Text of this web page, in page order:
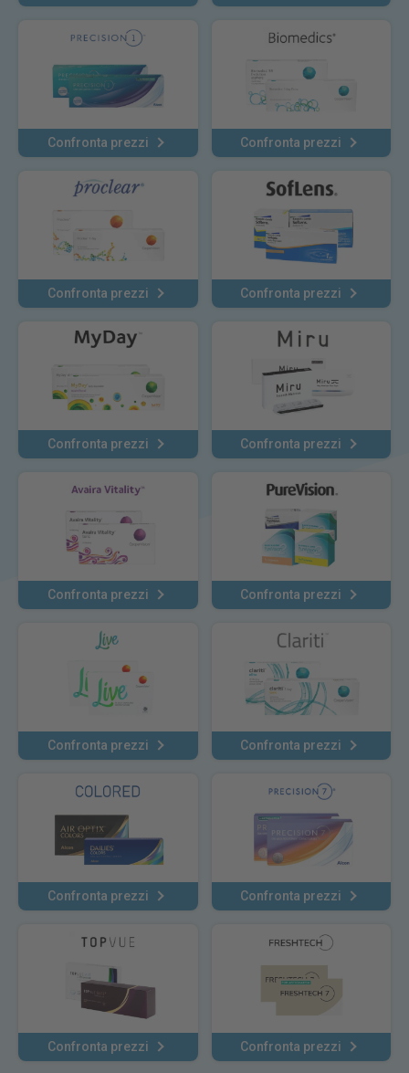
Confronta prezzi Confronta prezzi
Confronta prezzi Confronta prezzi
Confronta prezzi Confronta prezzi
Confronta prezzi Confronta prezzi
Confronta prezzi Confronta prezzi
Confronta prezzi Confronta prezzi
Confronta prezzi Confronta prezzi